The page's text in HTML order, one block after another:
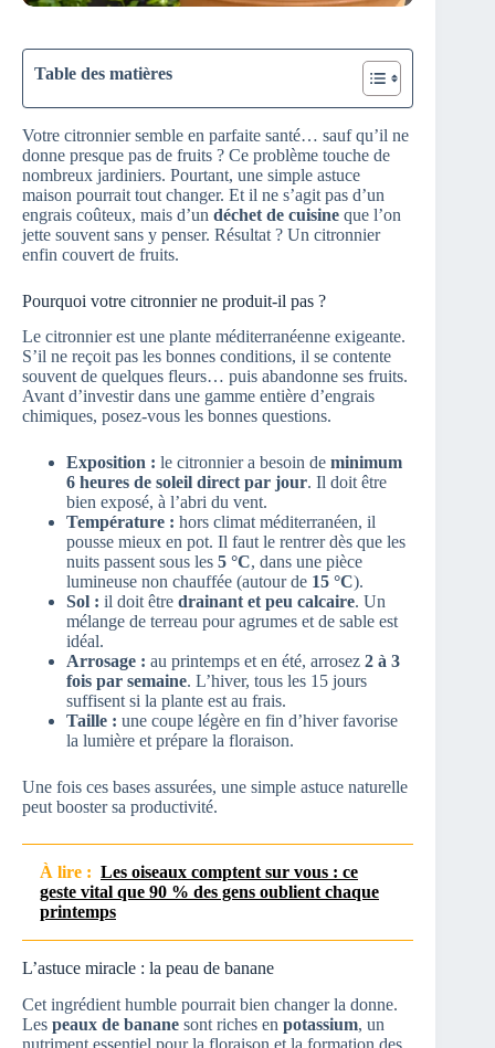
Table des matières
Votre citronnier semble en parfaite santé… sauf qu’il ne
donne presque pas de fruits ? Ce problème touche de
nombreux jardiniers. Pourtant, une simple astuce
maison pourrait tout changer. Et il ne s’agit pas d’un
engrais coûteux, mais d’un déchet de cuisine que l’on
jette souvent sans y penser. Résultat ? Un citronnier
enfin couvert de fruits.
Pourquoi votre citronnier ne produit-il pas ?
Le citronnier est une plante méditerranéenne exigeante.
S’il ne reçoit pas les bonnes conditions, il se contente
souvent de quelques fleurs… puis abandonne ses fruits.
Avant d’investir dans une gamme entière d’engrais
chimiques, posez-vous les bonnes questions.
Exposition : le citronnier a besoin de minimum
6 heures de soleil direct par jour. Il doit être
bien exposé, à l’abri du vent.
Température : hors climat méditerranéen, il
pousse mieux en pot. Il faut le rentrer dès que les
nuits passent sous les 5 °C, dans une pièce
lumineuse non chauffée (autour de 15 °C).
Sol : il doit être drainant et peu calcaire. Un
mélange de terreau pour agrumes et de sable est
idéal.
Arrosage : au printemps et en été, arrosez 2 à 3
fois par semaine. L’hiver, tous les 15 jours
suffisent si la plante est au frais.
Taille : une coupe légère en fin d’hiver favorise
la lumière et prépare la floraison.
Une fois ces bases assurées, une simple astuce naturelle
peut booster sa productivité.
À lire : Les oiseaux comptent sur vous : ce
geste vital que 90 % des gens oublient chaque
printemps
L’astuce miracle : la peau de banane
Cet ingrédient humble pourrait bien changer la donne.
Les peaux de banane sont riches en potassium, un